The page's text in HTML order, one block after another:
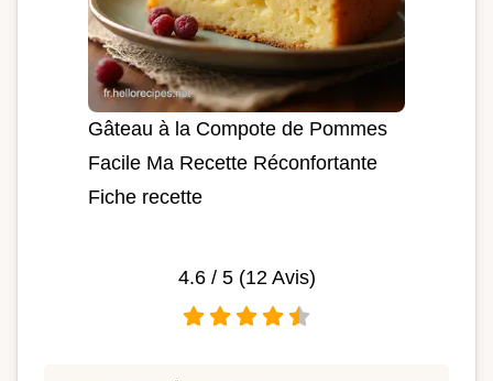
Gâteau à la Compote de Pommes
Facile Ma Recette Réconfortante
Fiche recette
4.6/ 5 (12Avis)